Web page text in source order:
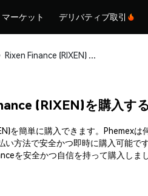
マーケット デリバティブ取引
Rixen Finance (RIXEN) を安全に購入・保管
(RIXEN)を購入す
を簡単に購入できます。Phemex
い方法で安全かつ即時に購入可能
を安全かつ自信を持って購入しまし